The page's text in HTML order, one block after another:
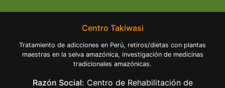
Centro Takiwasi
Tratamiento de adicciones en Perú, retiros/dietas con plantas
maestras en la selva amazónica, investigación de medicinas
tradicionales amazónicas.
Razón Social: Centro de Rehabilitación de